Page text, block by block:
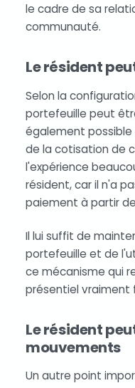
le cadre de sa
communauté.
Le résident
Selon la
portefeuille peut
également
de la cotisation de
l'expérience
résident, car il n'a
paiement à partir
Il lui suffit de
portefeuille et de
ce mécanisme qui
présentiel vraiment
Le résident
mouvements
Un autre point